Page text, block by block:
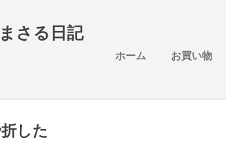
さる日記
ホーム お買い物
した